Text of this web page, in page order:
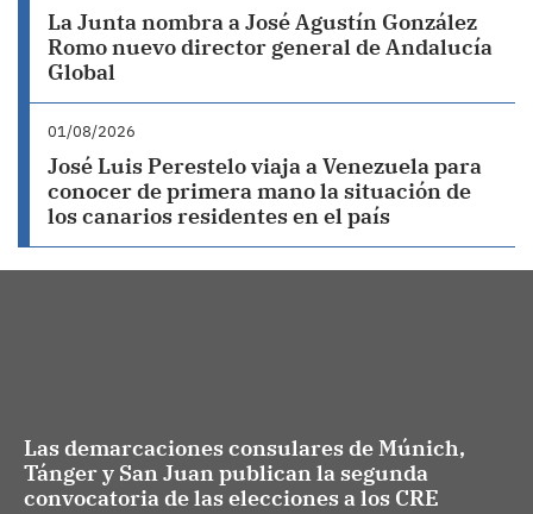
La Junta nombra a José Agustín González
Romo nuevo director general de Andalucía
Global
01/08/2026
José Luis Perestelo viaja a Venezuela para
conocer de primera mano la situación de
los canarios residentes en el país
Las demarcaciones consulares de Múnich,
Tánger y San Juan publican la segunda
convocatoria de las elecciones a los CRE